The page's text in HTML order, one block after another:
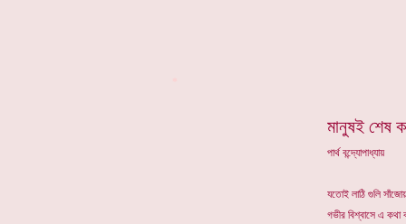
মানুষই শেষ
পার্থ বন্দ্যোপাধ্যায়
যতোই লাঠি গুলি
গভীর বিশ্বাসে এ কথা